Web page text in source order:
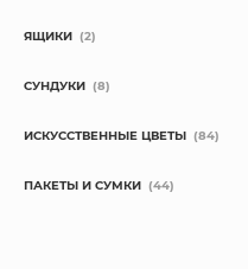
ЯЩИКИ (2)
СУНДУКИ (8)
ИСКУССТВЕННЫЕ ЦВЕТЫ (84)
ПАКЕТЫ И СУМКИ (44)